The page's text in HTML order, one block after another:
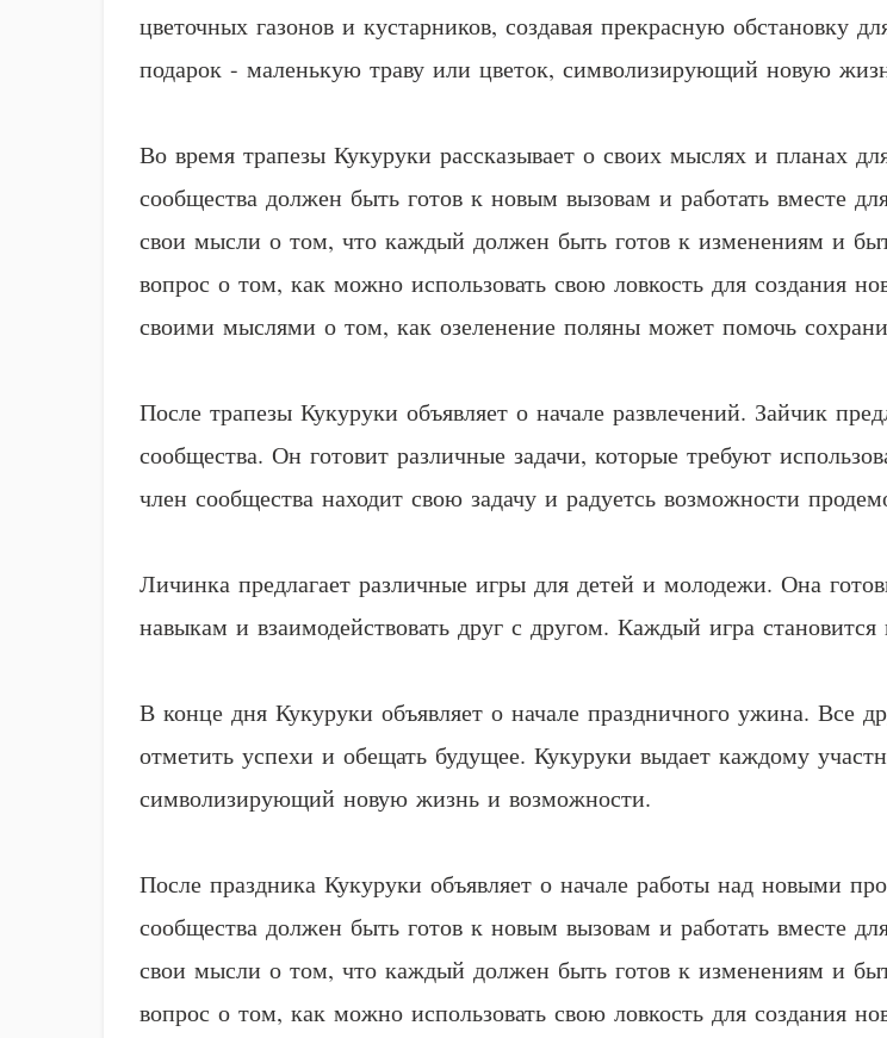
цветочных газонов и кустарников, создавая прекрасную обстановку
подарок - маленькую траву или цветок, символизирующий новую
Во время трапезы Кукуруки рассказывает о своих мыслях и планах
сообщества должен быть готов к новым вызовам и работать вместе
свои мысли о том, что каждый должен быть готов к изменениям и
вопрос о том, как можно использовать свою ловкость для создания
своими мыслями о том, как озеленение поляны может помочь
После трапезы Кукуруки объявляет о начале развлечений. Зайчик
сообщества. Он готовит различные задачи, которые требуют
член сообщества находит свою задачу и радуетсь возможности
Личинка предлагает различные игры для детей и молодежи. Она
навыкам и взаимодействовать друг с другом. Каждый игра
В конце дня Кукуруки объявляет о начале праздничного ужина. Все
отметить успехи и обещать будущее. Кукуруки выдает каждому
символизирующий новую жизнь и возможности.
После праздника Кукуруки объявляет о начале работы над новыми
сообщества должен быть готов к новым вызовам и работать вместе
свои мысли о том, что каждый должен быть готов к изменениям и
вопрос о том, как можно использовать свою ловкость для создания